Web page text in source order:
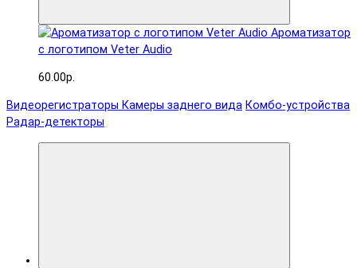
Ароматизатор
с логотипом Veter Audio
60.00р.
Видеорегистраторы Камеры заднего вида Комбо-устройства
Радар-детекторы